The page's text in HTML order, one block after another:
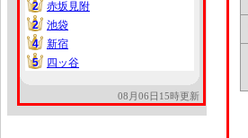
2
2
赤坂見附
2
2
池袋
4
4
新宿
5
5 四ッ谷
08月06日15時更新